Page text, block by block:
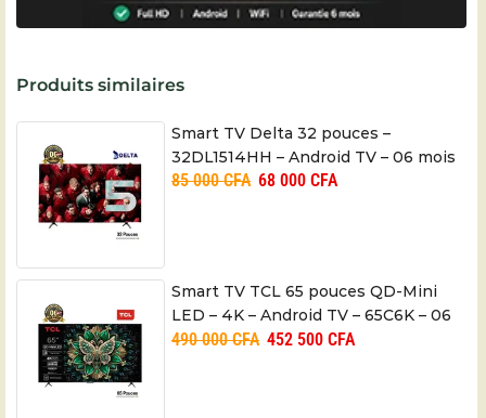
Produits similaires
Smart TV Delta 32 pouces –
32DL1514HH – Android TV – 06 mois
85 000CFA 68 000 CFA
Smart TV TCL 65 pouces QD-Mini
LED – 4K – Android TV – 65C6K – 06
mois
490 000CFA 452 500 CFA